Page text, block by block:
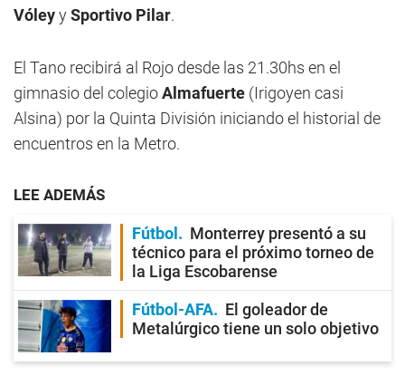
VóleyySportivo Pilar.
El Tano recibirá al Rojo desde las 21.30hs en el
gimnasio del colegioAlmafuerte (Irigoyen casi
Alsina) por la Quinta División iniciando el historial de
encuentros en la Metro.
LEE ADEMÁS
Fútbol
Monterrey presentó a su
técnico para el próximo torneo de
la Liga Escobarense
Fútbol-AFA
El goleador de
Metalúrgico tiene un solo objetivo